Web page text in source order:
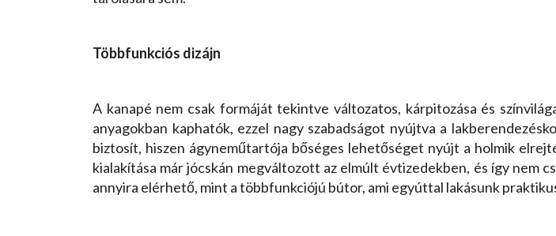
Többfunkciós dizájn
A kanapé nem csak formáját tekintve változatos, kárpitozása és
anyagokban kaphatók, ezzel nagy szabadságot nyújtva a
biztosít, hiszen ágyneműtartója bőséges lehetőséget nyújt a holmik
kialakítása már jócskán megváltozott az elmúlt évtizedekben, és így nem
annyira elérhető, mint a többfunkciójú bútor, ami egyúttal lakásunk